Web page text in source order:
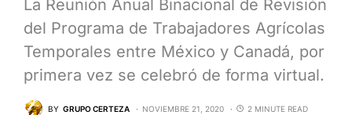
La Reunión Anual Binacional de Revisión
del Programa de Trabajadores Agrícolas
Temporales entre México y Canadá, por
primera vez se celebró de forma virtual.
BY GRUPO CERTEZA NOVIEMBRE 21, 2020 2 MINUTE READ